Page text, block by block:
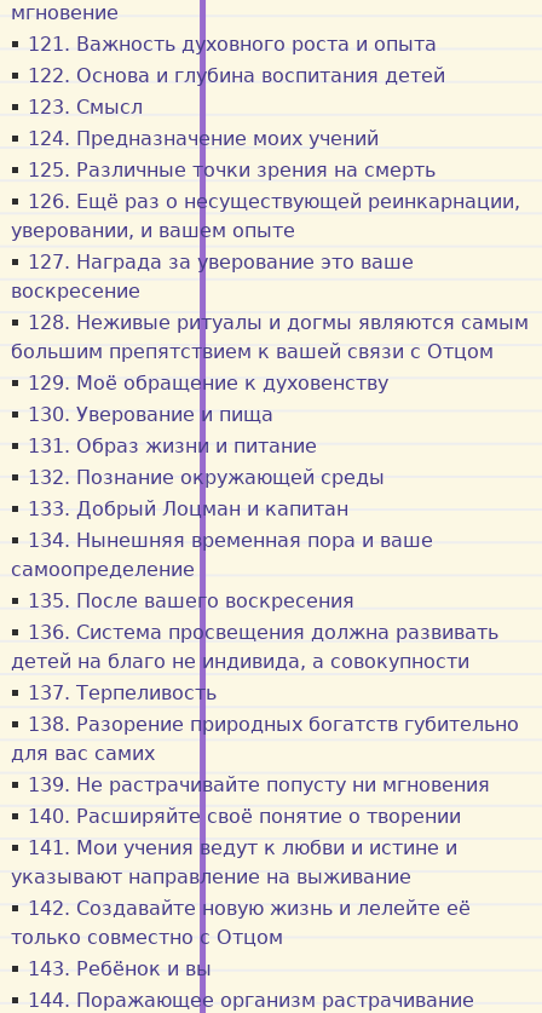
мгновение
121. Важность духовного роста и опыта
122. Основа и глубина воспитания детей
123. Смысл
124. Предназначение моих учений
125. Различные точки зрения на смерть
126. Ещё раз о несуществующей реинкарнации,
уверовании, и вашем опыте
127. Награда за уверование это ваше
воскресение
128. Неживые ритуалы и догмы являются самым
большим препятствием к вашей связи с Отцом
129. Моё обращение к духовенству
130. Уверование и пища
131. Образ жизни и питание
132. Познание окружающей среды
133. Добрый Лоцман и капитан
134. Нынешняя временная пора и ваше
самоопределение
135. После вашего воскресения
136. Система просвещения должна развивать
детей на благо не индивида, а совокупности
137. Терпеливость
138. Разорение природных богатств губительно
для вас самих
139. Не растрачивайте попусту ни мгновения
140. Расширяйте своё понятие о творении
141. Мои учения ведут к любви и истине и
указывают направление на выживание
142. Создавайте новую жизнь и лелейте её
только совместно с Отцом
143. Ребёнок и вы
144. Поражающее организм растрачивание